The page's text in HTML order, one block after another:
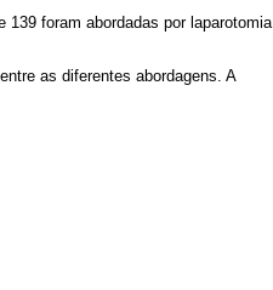
foram abordadas por laparotomia
as diferentes abordagens. A